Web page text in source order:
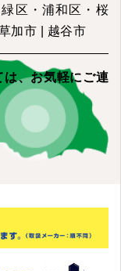
区・浦和区・桜
加市 | 越谷市
は、お気軽にご連